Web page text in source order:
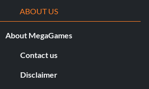
ABOUT US
About MegaGames
Contact us
Disclaimer